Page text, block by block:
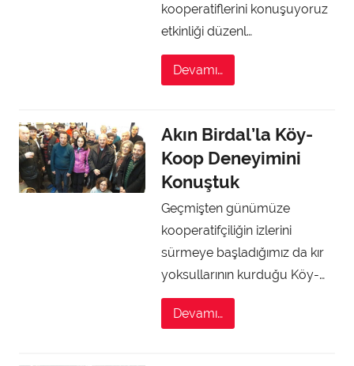
kooperatiflerini konuşuyoruz
etkinliği düzenl…
Devamı…
Akın Birdal’la Köy-
Koop Deneyimini
Konuştuk
Geçmişten günümüze
kooperatifçiliğin izlerini
sürmeye başladığımız da kır
yoksullarının kurduğu Köy-…
Devamı…